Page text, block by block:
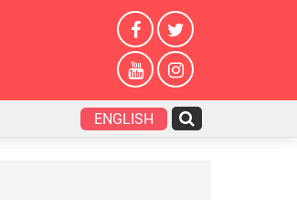
ENGLISH